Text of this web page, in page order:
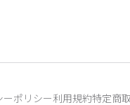
ーポリシー利用規約特定商